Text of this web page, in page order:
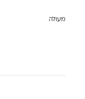
מעולה